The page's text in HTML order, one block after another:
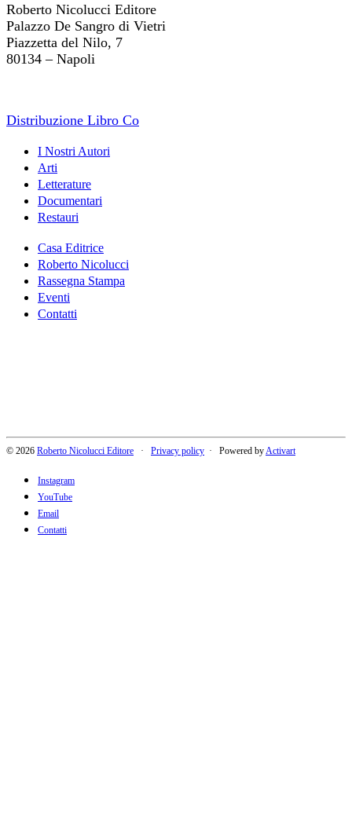
Roberto Nicolucci Editore
Palazzo De Sangro di Vietri
Piazzetta del Nilo, 7
80134 – Napoli
Distribuzione Libro Co
I Nostri Autori
Arti
Letterature
Documentari
Restauri
Casa Editrice
Roberto Nicolucci
Rassegna Stampa
Eventi
Contatti
© 2026 Roberto Nicolucci Editore · Privacy policy · Powered byActivart
Instagram
YouTube
Email
Contatti